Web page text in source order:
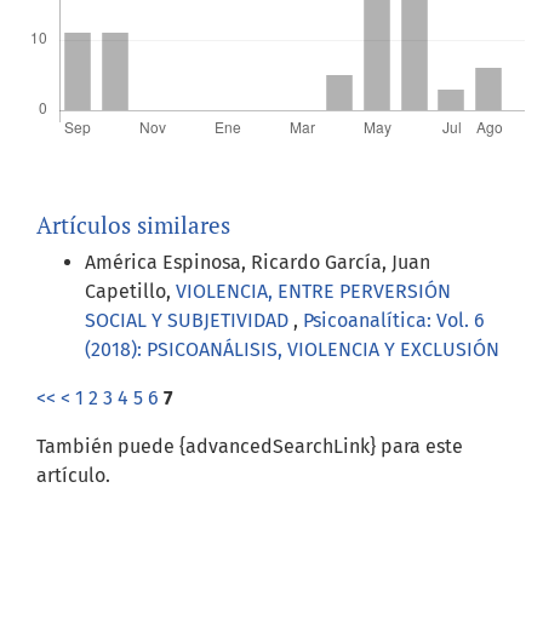
Artículos similares
América Espinosa, Ricardo García, Juan
Capetillo, VIOLENCIA, ENTRE PERVERSIÓN
SOCIAL Y SUBJETIVIDAD , Psicoanalítica: Vol. 6
(2018): PSICOANÁLISIS, VIOLENCIA Y EXCLUSIÓN
<< < 1 2 3 4 5 6 7
También puede {advancedSearchLink} para este
artículo.